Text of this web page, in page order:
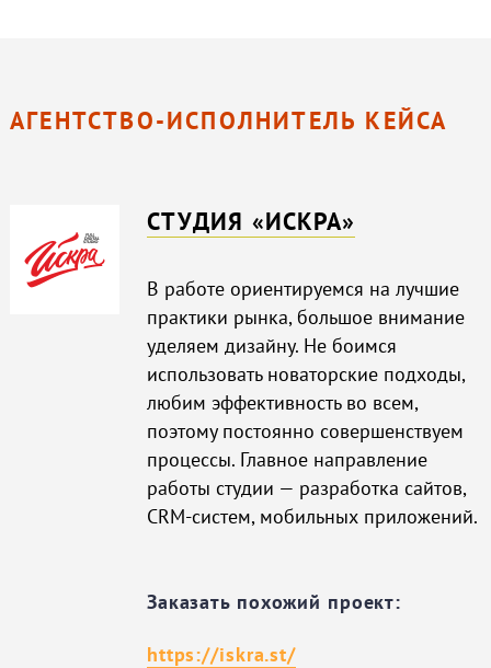
АГЕНТСТВО-ИСПОЛНИТЕЛЬ КЕЙСА
CТУДИЯ «ИСКРА»
В работе ориентируемся на лучшие
практики рынка, большое внимание
уделяем дизайну. Не боимся
использовать новаторские подходы,
любим эффективность во всем,
поэтому постоянно совершенствуем
процессы. Главное направление
работы студии — разработка сайтов,
CRM-систем, мобильных приложений.
Заказать похожий проект:
https://iskra.st/